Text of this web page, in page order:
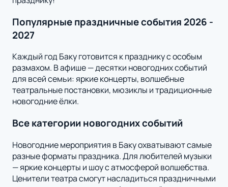
Популярные праздничные события 2026 -
2027
Каждый год Баку готовится к празднику с особым
размахом. В афише — десятки новогодних событий
для всей семьи: яркие концерты, волшебные
театральные постановки, мюзиклы и традиционные
новогодние ёлки.
Все категории новогодних событий
Новогодние мероприятия в Баку охватывают самые
разные форматы праздника. Для любителей музыки
— яркие концерты и шоу с атмосферой волшебства.
Ценители театра смогут насладиться праздничными